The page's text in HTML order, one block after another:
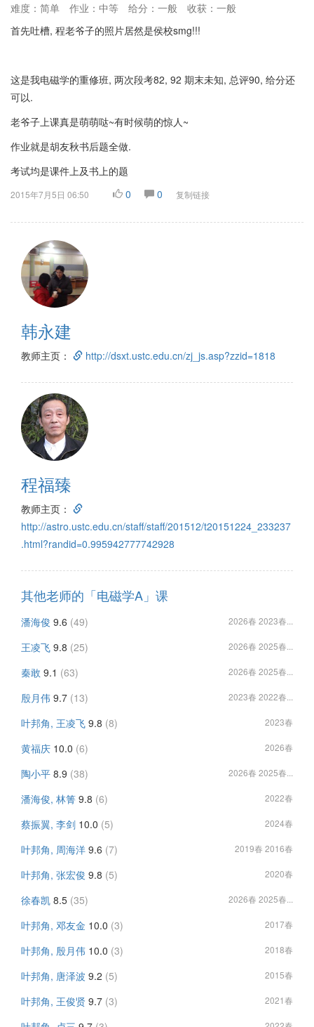
难度：简单
作业：中等 给分：一般
收获：一般
首先吐槽, 程老爷子的照片居然是侯校smg!!!
这是我电磁学的重修班, 两次段考82, 92 期末未知, 总评90, 给分还
可以.
老爷子上课真是萌萌哒~有时候萌的惊人~
作业就是胡友秋书后题全做.
考试均是课件上及书上的题
2015年7月5日 06:50 0 0 复制链接
韩永建
教师主页： http://dsxt.ustc.edu.cn/zj_js.asp?zzid=1818
程福臻
教师主页：
http://astro.ustc.edu.cn/staff/staff/201512/t20151224_233237
.html?randid=0.995942777742928
其他老师的「电磁学A」课
潘海俊 9.6 (49) 2026春 2023春...
王凌飞 9.8 (25) 2026春 2025春...
秦敢 9.1 (63) 2026春 2025春...
殷月伟 9.7 (13) 2023春 2022春...
叶邦角, 王凌飞 9.8 (8) 2023春
黄福庆 10.0 (6) 2026春
陶小平 8.9 (38) 2026春 2025春...
潘海俊, 林箐 9.8 (6) 2022春
蔡振翼, 李剑 10.0 (5) 2024春
叶邦角, 周海洋 9.6 (7) 2019春 2016春
叶邦角, 张宏俊 9.8 (5) 2020春
徐春凯 8.5 (35) 2026春 2025春...
叶邦角, 邓友金 10.0 (3) 2017春
叶邦角, 殷月伟 10.0 (3) 2018春
叶邦角, 唐泽波 9.2 (5) 2015春
叶邦角, 王俊贤 9.7 (3) 2021春